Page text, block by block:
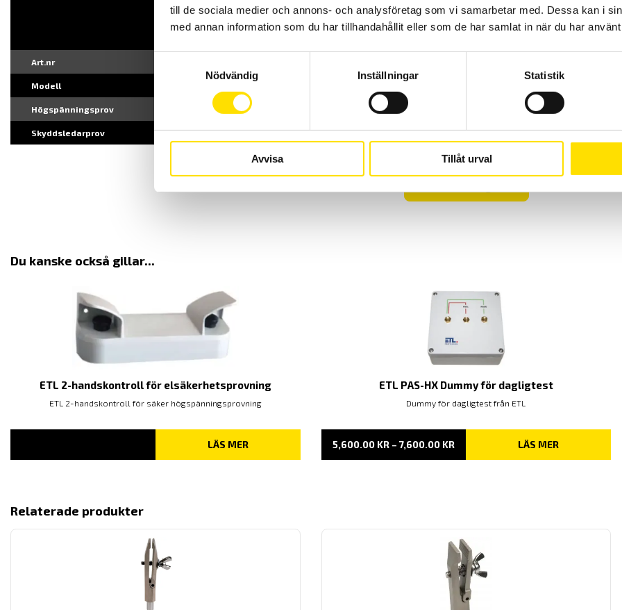
till de sociala medier och annons- och analysföretag som vi samarbetar med. Dessa kan i
med annan information som du har tillhandahållit eller som de har samlat in när du har
Nödvändig
Inställningar Statistik
Avvisa Tillåt urval
Art.nr
Modell
Högspänningsprov Ställbar 100-5000 V AC, 100 mA gränsvärde Ställbar
Skyddsledarprov Ställbar 2-25 A AC, 1 - 500 mOhm gränsvärde Ställbar
Du kanske också gillar...
ETL 2-handskontroll för elsäkerhetsprovning
ETL 2-handskontroll för säker högspänningsprovning
LÄS MER
ETL PAS-HX Dummy för dagligtest
Dummy för dagligtest från ETL
5,600.00 KR – 7,600.00 KRPRISINTERVALL:
TILL
LÄS MER
Relaterade produkter